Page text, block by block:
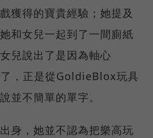
獲得的寶貴經驗；她提及
和女兒一起到了一間廁紙
兒說出了是因為軸心
了，正是從GoldieBlox玩具
並不簡單的單字。
身，她並不認為把樂高玩